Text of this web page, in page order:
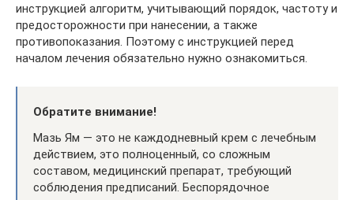
инструкцией алгоритм, учитывающий порядок, частоту и
предосторожности при нанесении, а также
противопоказания. Поэтому с инструкцией перед
началом лечения обязательно нужно ознакомиться.
Обратите внимание!
Мазь Ям — это не каждодневный крем с лечебным
действием, это полноценный, со сложным
составом, медицинский препарат, требующий
соблюдения предписаний. Беспорядочное